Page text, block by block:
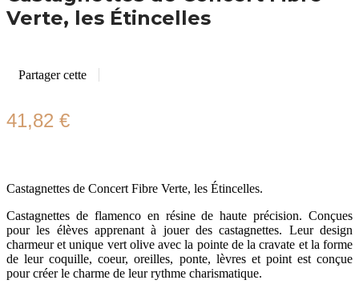
Verte, les Étincelles
Partager cette
41,82 €
Castagnettes de Concert Fibre Verte, les Étincelles.
Castagnettes de flamenco en résine de haute précision. Conçues
pour les élèves apprenant à jouer des castagnettes. Leur design
charmeur et unique vert olive avec la pointe de la cravate et la forme
de leur coquille, coeur, oreilles, ponte, lèvres et point est conçue
pour créer le charme de leur rythme charismatique.